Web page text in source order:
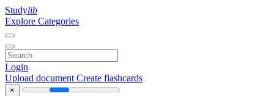
Studylib
Explore Categories
Login
Upload document Create flashcards
×